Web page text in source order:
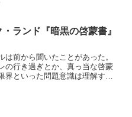
・ランド『暗黒の啓蒙書』
は前から聞いたことがあった。
の行き過ぎとか、真っ当な啓蒙
界といった問題意識は理解する